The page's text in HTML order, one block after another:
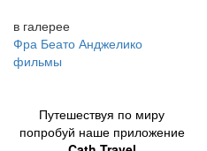
в галерее
Фра Беато Анджелико
фильмы
Путешествуя по миру
попробуй наше приложение